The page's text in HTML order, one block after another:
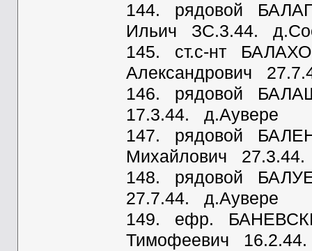
144. рядовой
Ильич ЗС.3.44.
145. ст.с-нт
Александрович
146. рядовой
17.3.44. д.Аувере
147. рядовой
Михайлович
148. рядовой
27.7.44. д.Аувере
149. ефр.
Тимофеевич